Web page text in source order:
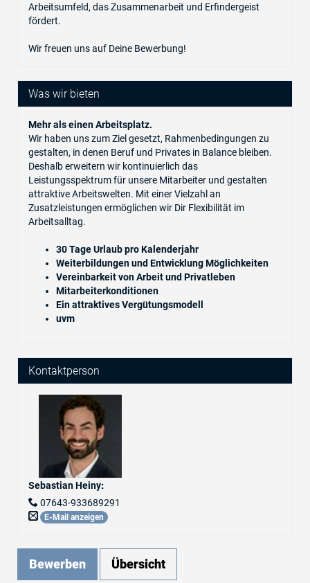
Arbeitsumfeld, das Zusammenarbeit und Erfindergeist
fördert.
Wir freuen uns auf Deine Bewerbung!
Was wir bieten
Mehr als einen Arbeitsplatz.
Wir haben uns zum Ziel gesetzt, Rahmenbedingungen zu
gestalten, in denen Beruf und Privates in Balance bleiben.
Deshalb erweitern wir kontinuierlich das
Leistungsspektrum für unsere Mitarbeiter und gestalten
attraktive Arbeitswelten. Mit einer Vielzahl an
Zusatzleistungen ermöglichen wir Dir Flexibilität im
Arbeitsalltag.
30 Tage Urlaub pro Kalenderjahr
Weiterbildungenund Entwicklung Möglichkeiten
Vereinbarkeit von Arbeit und Privatleben
Mitarbeiterkonditionen
Ein attraktives Vergütungsmodell
uvm
Kontaktperson
Sebastian Heiny:
07643-933689291
E-Mail anzeigen
Bewerben Übersicht